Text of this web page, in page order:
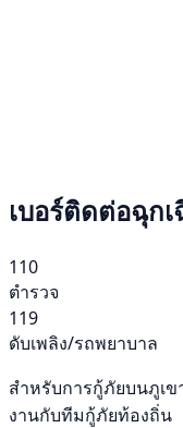
เบอร์ติดต่อฉุก
110
ตำรวจ
119
ดับเพลิง/รถพยาบาล
สำหรับการกู้ภัยบนภูเข
งานกับทีมกู้ภัยท้องถิ่น